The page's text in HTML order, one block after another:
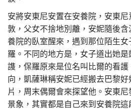
安將安東尼安置在安養院，安東
敦，父女不捨地別離，安妮隨後
養院的臥室醒來，遇到那位陌生
羅。不同的地方是，女子道出她
謢，保羅原來是位名叫比爾的看
向，凱薩琳稱安妮已經搬去巴黎
片，周末偶爾會來探望他。安東
景象，其實都是自己來到安養院這